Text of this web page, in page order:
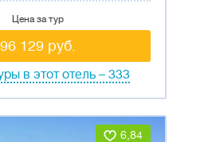
в этот отель – 333
Цена за тур
96 129 руб.
6,84